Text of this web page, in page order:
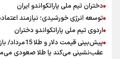
دختران تیم ملی پاراتکواندو ایران
توسعه انرژی خورشیدی؛ نیازمند
اردوی تیم ملی پاراتکواندو دختران
پیش‌بینی قیمت
عقب‌نشینی می‌کند یا طلا صعودی